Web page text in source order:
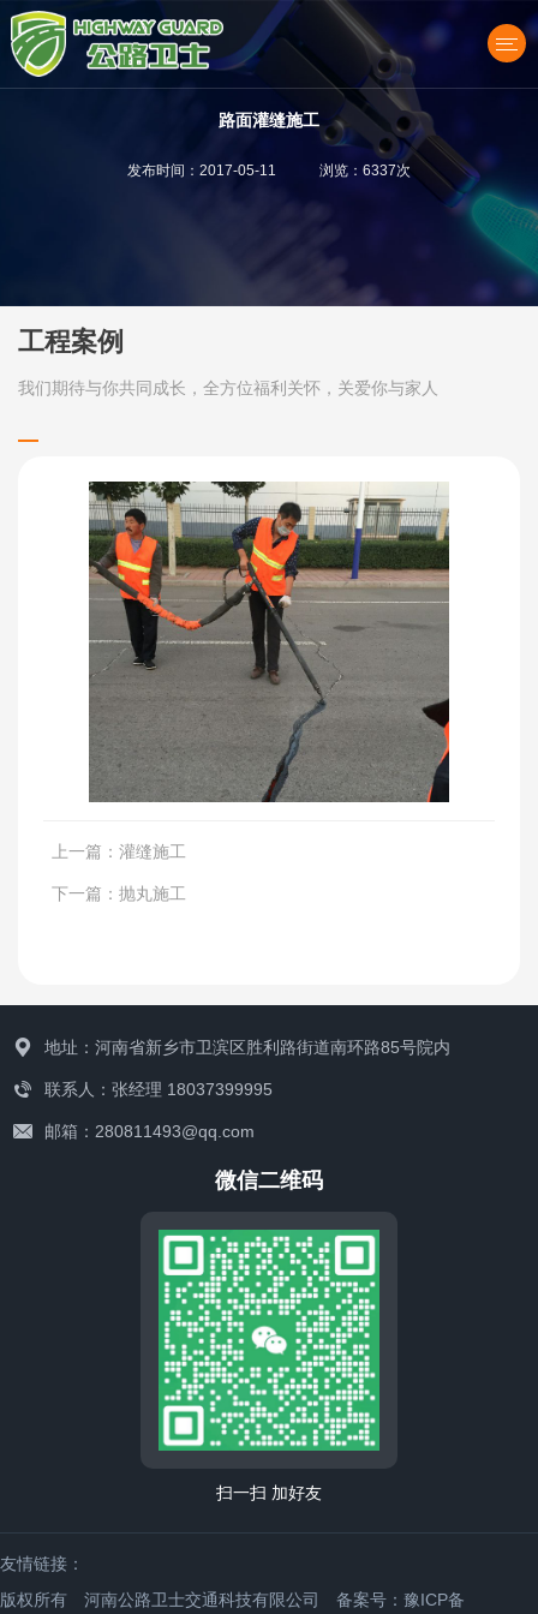
产品中心
关于我们
路面灌缝施工
发布时间：2017-05-11 浏览：6337次
工程案例
我们期待与你共同成长，全方位福利关怀，关爱你与家人
上一篇：灌缝施工
下一篇：抛丸施工
地址：河南省新乡市卫滨区胜利路街道南环路85号院内
联系人：张经理 18037399995
邮箱：280811493@qq.com
微信二维码
扫一扫 加好友
友情链接：
版权所有 河南公路卫士交通科技有限公司 备案号：豫ICP备